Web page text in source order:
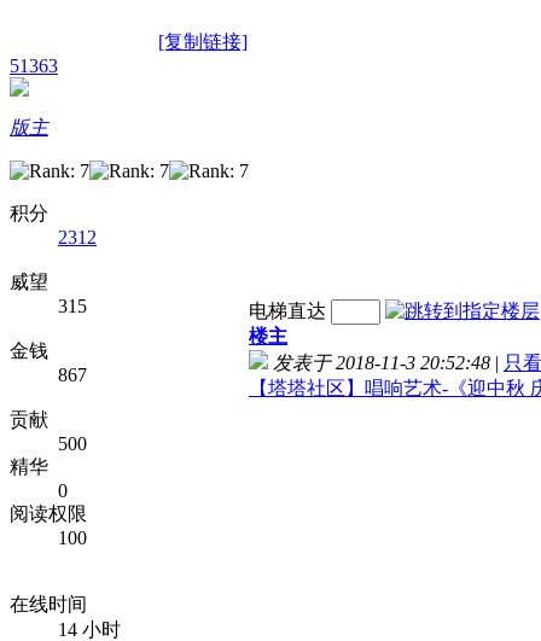
[复制链接]
51363
版主
积分
2312
威望
315
金钱
867
贡献
500
精华
0
阅读权限
100
在线时间
14 小时
电梯直达
楼主
发表于 2018-11-3 20:52:48 | 只
【塔塔社区】唱响艺术-《迎中秋